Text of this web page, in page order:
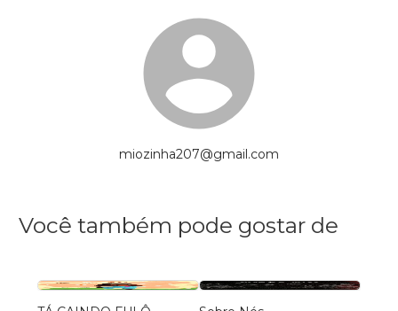
miozinha207@gmail.com
Você também pode gostar de